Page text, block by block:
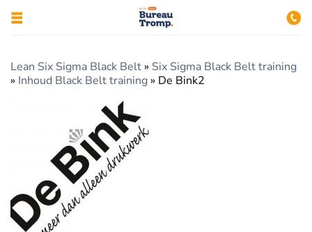
Lean Six Sigma Black Belt » Six Sigma Black Belt training
» Inhoud Black Belt training » De Bink2